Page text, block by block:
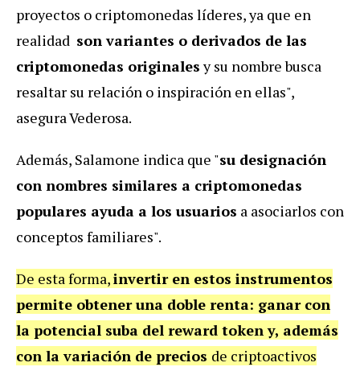
proyectos o criptomonedas líderes, ya que en
realidad son variantes o derivados de las
criptomonedas originalesy su nombre busca
resaltar su relación o inspiración en ellas",
asegura Vederosa.
Además, Salamone indica que "su designación
con nombres similares a criptomonedas
populares ayuda a los usuarios a asociarlos con
conceptos familiares".
De esta forma,invertir en estos instrumentos
permite obtener una doble renta: ganar con
la potencial suba del reward token y, además
con la variación de precios de criptoactivos